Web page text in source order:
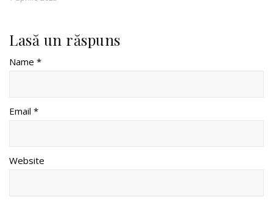
Lasă un răspuns
Name *
Email *
Website